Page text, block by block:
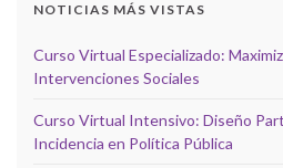
NOTICIAS MÁS VISTAS
Curso Virtual Especializado:
Intervenciones Sociales
Curso Virtual Intensivo: Diseño
Incidencia en Política Pública